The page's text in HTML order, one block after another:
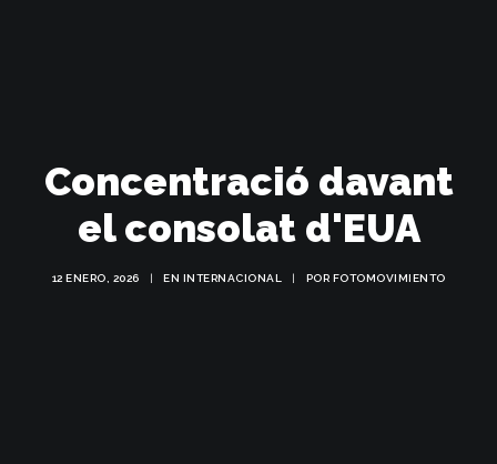
Concentració davant
el consolat d'EUA
12 ENERO, 2026 | EN INTERNACIONAL | POR FOTOMOVIMIENTO